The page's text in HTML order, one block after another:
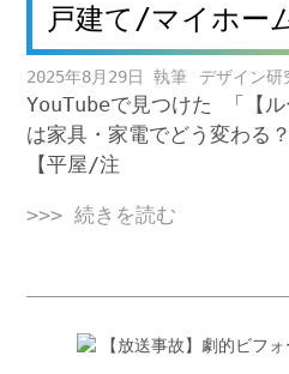
戸建て/マイホー
2025年8月29日 デザイン
YouTubeで見つけた 「【
は家具・家電でどう変わる
【平屋/注
>>> 続きを読む